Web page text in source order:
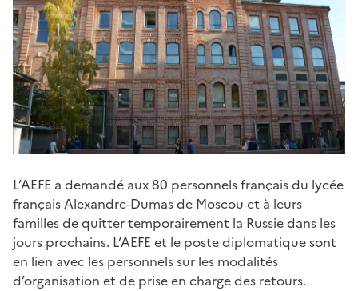
de
page
L’AEFE a demandé aux 80 personnels français du lycée
français Alexandre-Dumas de Moscou et à leurs
familles de quitter temporairement la Russie dans les
jours prochains. L’AEFE et le poste diplomatique sont
en lien avec les personnels sur les modalités
d’organisation et de prise en charge des retours.